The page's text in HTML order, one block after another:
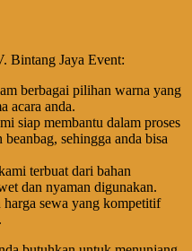
Bintang Jaya Event:
berbagai pilihan warna yang
acara anda.
siap membantu dalam proses
sehingga anda bisa
terbuat dari bahan
dan nyaman digunakan.
sewa yang kompetitif